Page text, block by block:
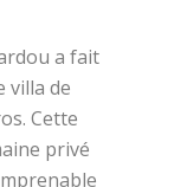
a fait
villa de
Cette
privé